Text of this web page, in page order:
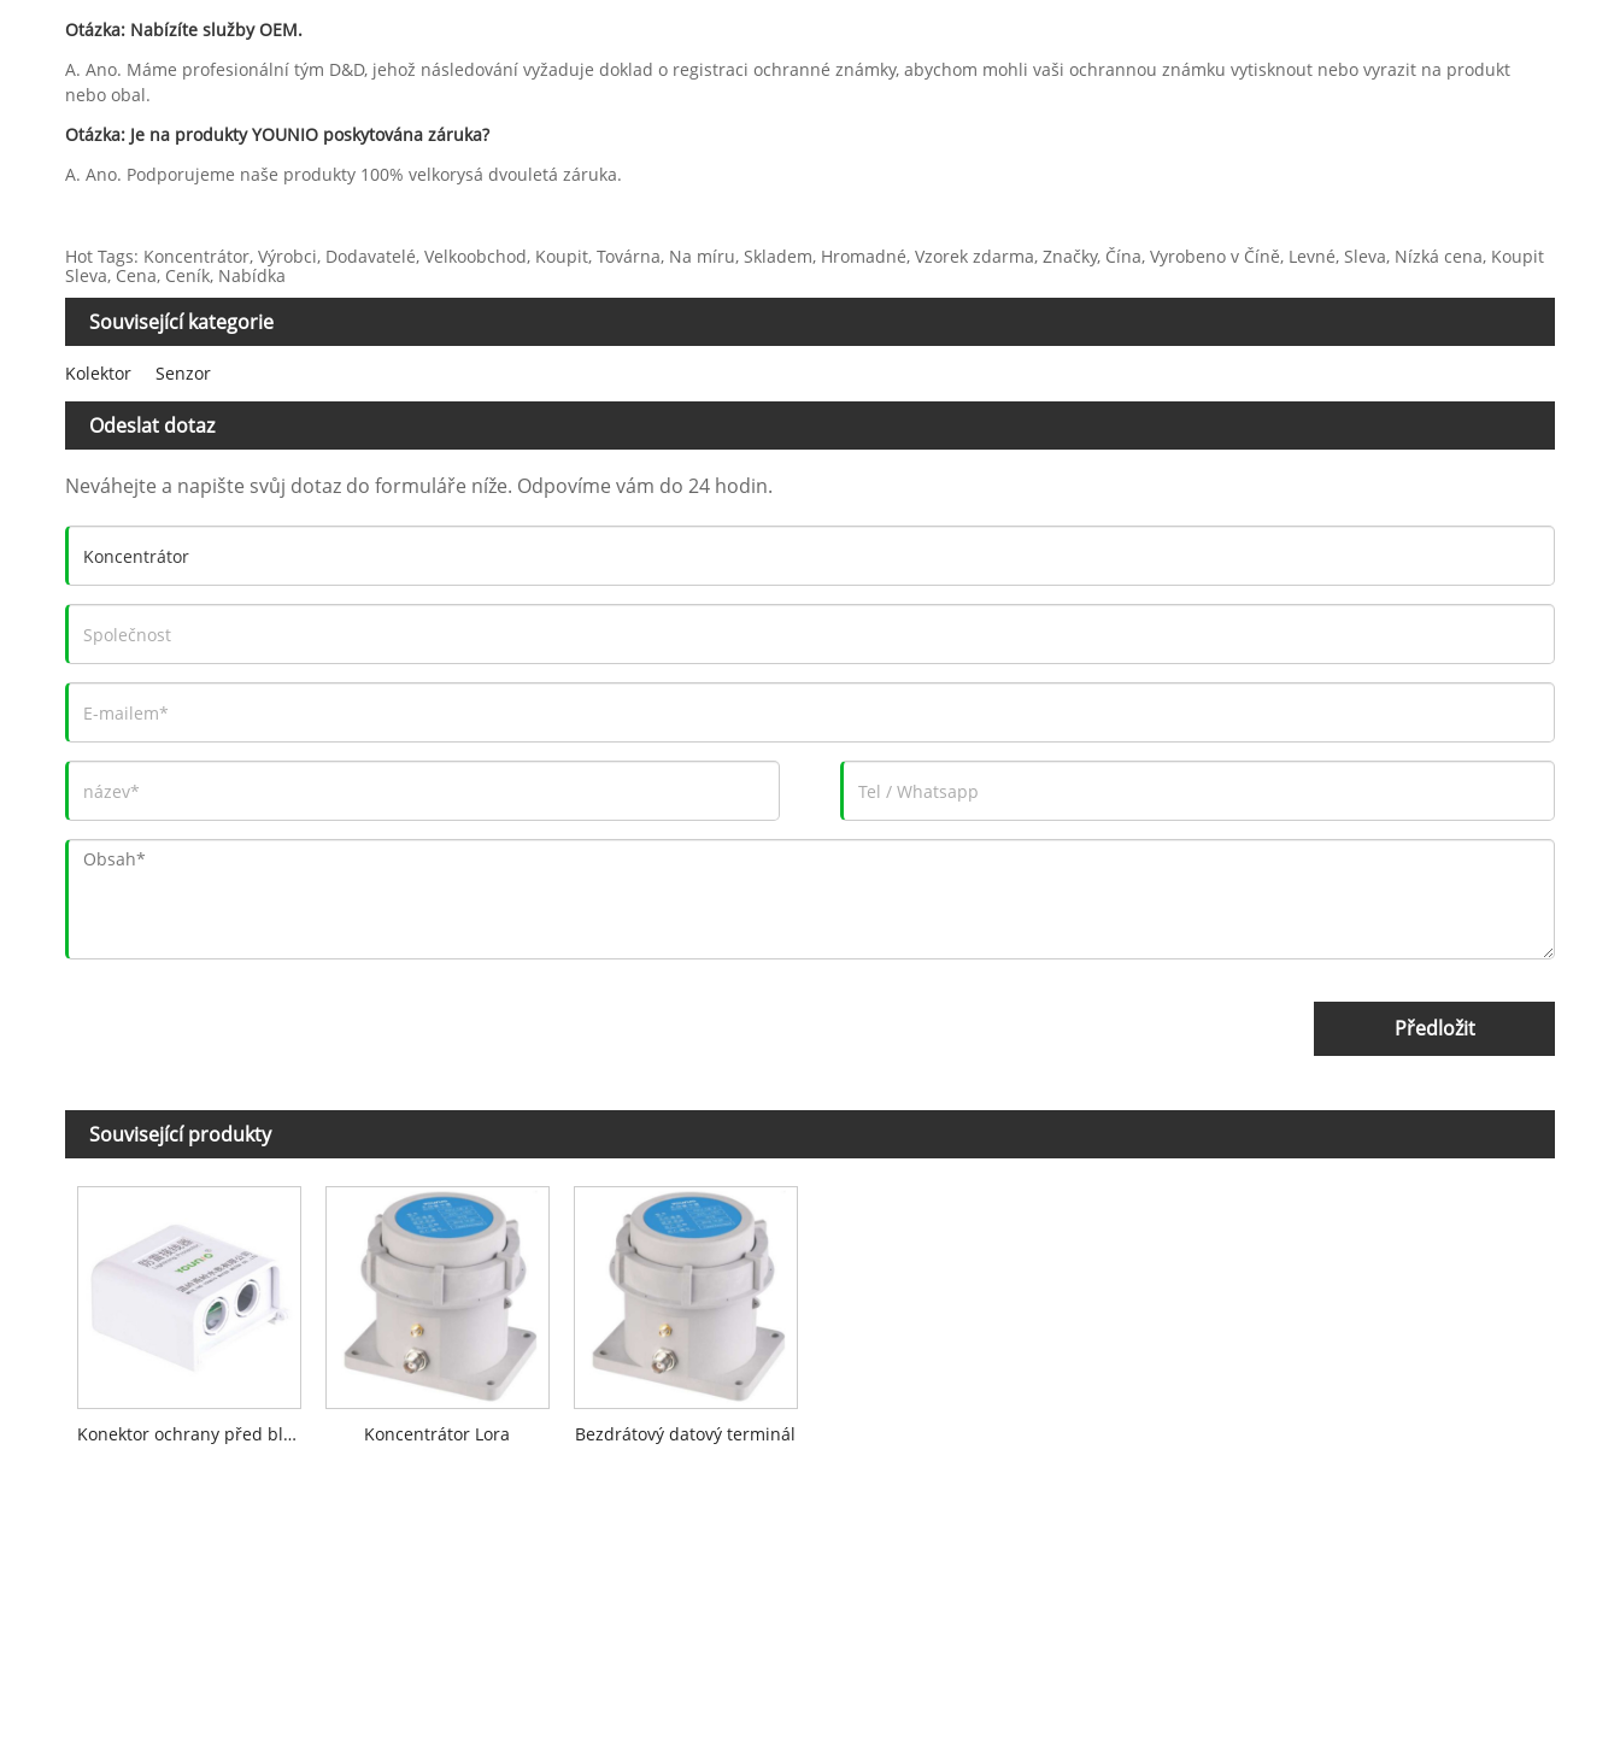
Otázka: Nabízíte služby OEM.
A. Ano. Máme profesionální tým D&D, jehož následování vyžaduje doklad o registraci ochranné známky, abychom mohli vaši ochrannou známku vytisknout nebo vyrazit na produkt
nebo obal.
Otázka: Je na produkty YOUNIO poskytována záruka?
A. Ano. Podporujeme naše produkty 100% velkorysá dvouletá záruka.
Hot Tags: Koncentrátor, Výrobci, Dodavatelé, Velkoobchod, Koupit, Továrna, Na míru, Skladem, Hromadné, Vzorek zdarma, Značky, Čína, Vyrobeno v Číně, Levné, Sleva, Nízká cena, Koupit
Sleva, Cena, Ceník, Nabídka
Související kategorie
Kolektor Senzor
Odeslat dotaz
Neváhejte a napište svůj dotaz do formuláře níže. Odpovíme vám do 24 hodin.
Předložit
Související produkty
Konektor ochrany před bleskem Koncentrátor Lora Bezdrátový datový terminál